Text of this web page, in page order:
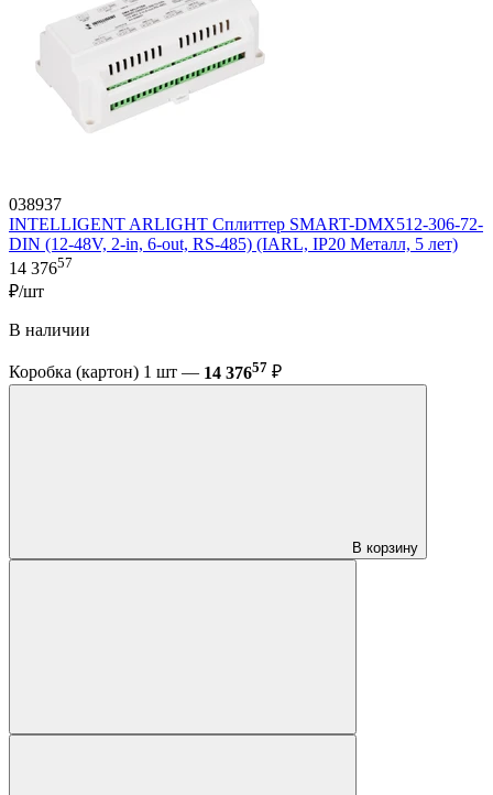
038937
INTELLIGENT ARLIGHT Сплиттер SMART-DMX512-306-72-
DIN (12-48V, 2-in, 6-out, RS-485) (IARL, IP20 Металл, 5 лет)
14 37657
₽/шт
В наличии
Коробка (картон) 1 шт — 14 37657 ₽
В корзину